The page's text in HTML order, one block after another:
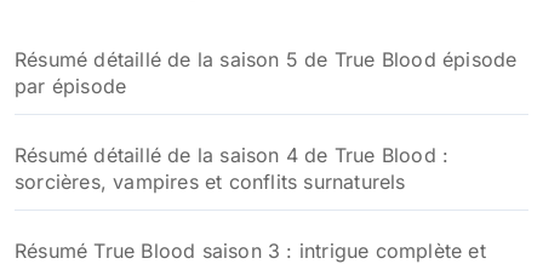
Résumé détaillé de la saison 5 de True Blood épisode
par épisode
Résumé détaillé de la saison 4 de True Blood :
sorcières, vampires et conflits surnaturels
Résumé True Blood saison 3 : intrigue complète et